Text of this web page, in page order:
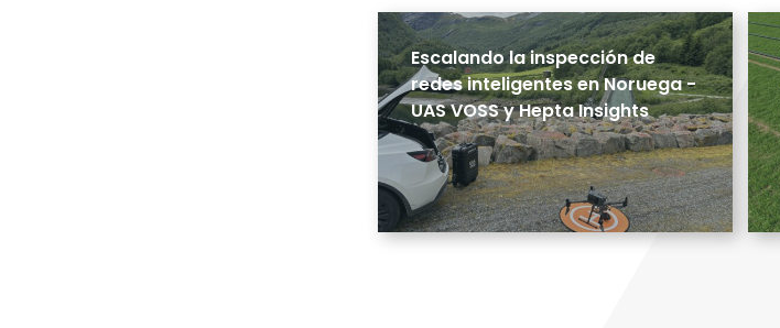
Escalando la inspección de
redes inteligentes en Noruega -
UAS VOSS y Hepta Insights